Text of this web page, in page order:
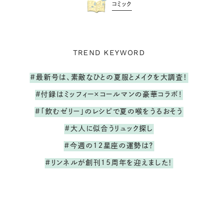
コミック
TREND KEYWORD
#最新号は、素敵なひとの夏服とメイクを大調査！
#付録はミッフィー×コールマンの豪華コラボ！
#「飲むゼリー」のレシピで夏の喉をうるおそう
#大人に似合うリュック探し
#今週の12星座の運勢は？
#リンネルが創刊15周年を迎えました！